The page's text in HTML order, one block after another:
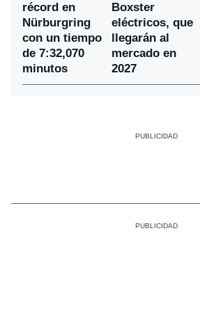
récord en
Nürburgring
con un tiempo
de 7:32,070
minutos
Boxster
eléctricos, que
llegarán al
mercado en
2027